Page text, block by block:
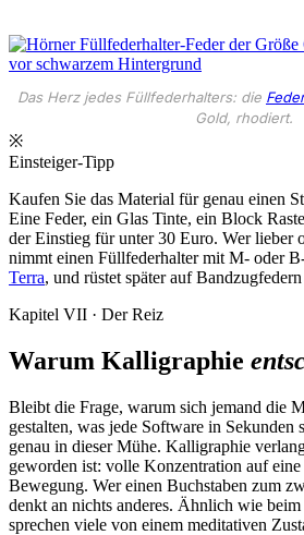
Das Herz jedes Füllfederhalters: die
Gold, rhodiert.
※
Einsteiger-Tipp
Kaufen Sie das Material für genau einen
Eine Feder, ein Glas Tinte, ein Block
der Einstieg für unter 30 Euro. Wer lieber
nimmt einen Füllfederhalter mit M- oder
Terra, und rüstet später auf
Kapitel VII · Der Reiz
Warum Kalligraphie
Bleibt die Frage, warum sich jemand die
gestalten, was jede Software in
genau in dieser Mühe. Kalligraphie
geworden ist: volle Konzentration auf eine
Bewegung. Wer einen Buchstaben zum
denkt an nichts anderes. Ähnlich wie
sprechen viele von einem meditativen